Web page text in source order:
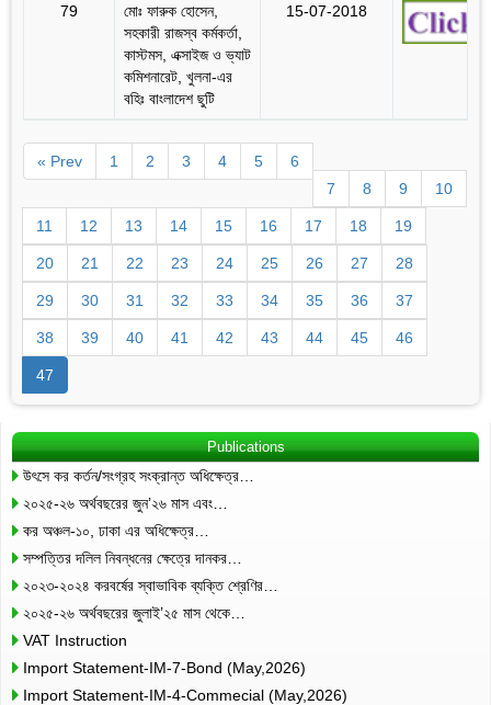
79
মোঃ ফারুক হোসেন,
সহকারী রাজস্ব কর্মকর্তা,
কাস্টমস, এক্সাইজ ও ভ্যাট
কমিশনারেট, খুলনা-এর
বহিঃ বাংলাদেশ ছুটি
15-07-2018
« Prev 1 2 3 4 5
6
7
8 9 10
11 12 13 14 15 16 17 18 19
20 21 22 23 24 25 26 27 28
29 30 31 32 33 34 35 36 37
38 39 40 41 42 43 44 45 46
47
Publications
উৎসে কর কর্তন/সংগ্রহ সংক্রান্ত অধিক্ষেত্র…
২০২৫-২৬ অর্থবছরের জুন’২৬ মাস এবং…
কর অঞ্চল-১০, ঢাকা এর অধিক্ষেত্র…
সম্পত্তির দলিল নিবন্ধনের ক্ষেত্রে দানকর…
২০২৩-২০২৪ করবর্ষের স্বাভাবিক ব্যক্তি শ্রেণির…
২০২৫-২৬ অর্থবছরের জুলাই’২৫ মাস থেকে…
VAT Instruction
Import Statement-IM-7-Bond (May,2026)
Import Statement-IM-4-Commecial (May,2026)